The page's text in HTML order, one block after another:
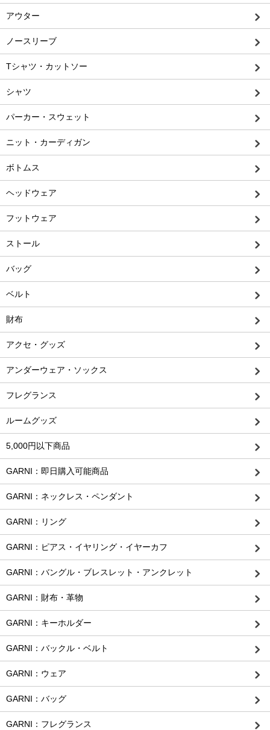
アウター
ノースリーブ
Tシャツ・カットソー
シャツ
パーカー・スウェット
ニット・カーディガン
ボトムス
ヘッドウェア
フットウェア
ストール
バッグ
ベルト
財布
アクセ・グッズ
アンダーウェア・ソックス
フレグランス
ルームグッズ
5,000円以下商品
GARNI：即日購入可能商品
GARNI：ネックレス・ペンダント
GARNI：リング
GARNI：ピアス・イヤリング・イヤーカフ
GARNI：バングル・ブレスレット・アンクレット
GARNI：財布・革物
GARNI：キーホルダー
GARNI：バックル・ベルト
GARNI：ウェア
GARNI：バッグ
GARNI：フレグランス